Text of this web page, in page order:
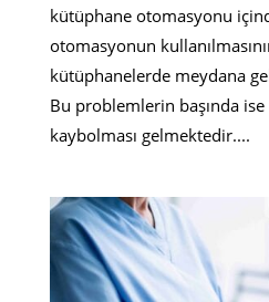
kütüphane otomasyonu
otomasyonun
kütüphanelerde meydana
Bu problemlerin başında
kaybolması gelmektedir....